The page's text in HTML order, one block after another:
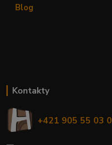
Blog
Kontakty
+421 905 55 03